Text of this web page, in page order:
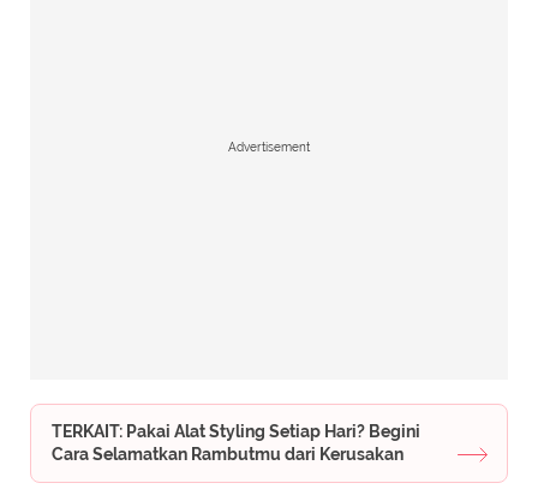
Advertisement
TERKAIT: Pakai Alat Styling Setiap Hari? Begini
Cara Selamatkan Rambutmu dari Kerusakan